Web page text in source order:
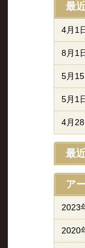
最
4月1
8月1
5月
5月1
4月
最
ア
2023
2020